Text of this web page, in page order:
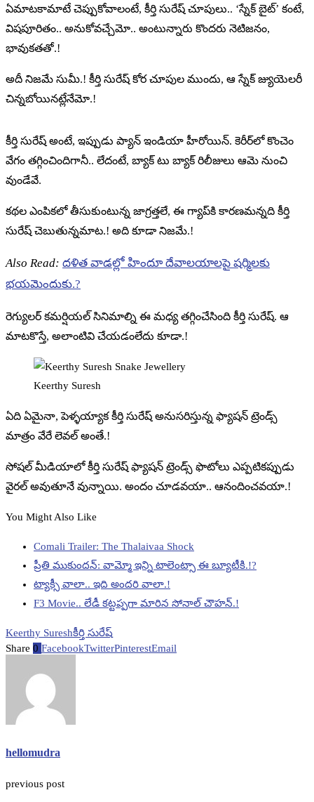
ఏమాటకామాటే చెప్పుకోవాలంటే, కీర్తి సురేష్ చూపులు.. ‘స్నేక్ బైట్’ కంటే,
విషపూరితం.. అనుకోవచ్చేమో.. అంటున్నారు కొందరు నెటిజనం,
భావుకతతో.!
అదీ నిజమే సుమీ.! కీర్తి సురేష్ కోర చూపుల ముందు, ఆ స్నేక్ జ్యుయెలరీ
చిన్నబోయినట్లేనేమో.!
కీర్తి సురేష్ అంటే, ఇప్పుడు ప్యాన్ ఇండియా హీరోయిన్. కెరీర్‌లో కొంచెం
వేగం తగ్గించిందిగానీ.. లేదంటే, బ్యాక్ టు బ్యాక్ రిలీజులు ఆమె నుంచి
వుండేవే.
కథల ఎంపికలో తీసుకుంటున్న జాగ్రత్తలే, ఈ గ్యాప్‌కి కారణమన్నది కీర్తి
సురేష్ చెబుతున్నమాట.! అది కూడా నిజమే.!
Also Read: దళిత వాడల్లో హిందూ దేవాలయాలపై షర్మిలకు
భయమెందుకు.?
రెగ్యులర్ కమర్షియల్ సినిమాల్ని ఈ మధ్య తగ్గించేసింది కీర్తి సురేష్. ఆ
మాటకొస్తే, అలాంటివి చేయడంలేదు కూడా.!
Keerthy Suresh
ఏది ఏమైనా, పెళ్ళయ్యాక కీర్తి సురేష్ అనుసరిస్తున్న ఫ్యాషన్ ట్రెండ్స్
మాత్రం వేరే లెవల్ అంతే.!
సోషల్ మీడియాలో కీర్తి సురేష్ ఫ్యాషన్ ట్రెండ్స్ ఫొటోలు ఎప్పటికప్పుడు
వైరల్ అవుతూనే వున్నాయి. అందం చూడవయా.. ఆనందించవయా.!
You Might Also Like
Comali Trailer: The Thalaivaa Shock
ప్రీతి ముకుందన్: వామ్మో ఇన్ని టాలెంట్సా ఈ బ్యూటీకి.!?
ట్యాక్సీ వాలా.. ఇది అందరి వాలా.!
F3 Movie.. లేడీ కట్టప్పగా మారిన సోనాల్ చౌహన్.!
Keerthy Sureshకీర్తి సురేష్
Share 0 FacebookTwitterPinterestEmail
hellomudra
previous post